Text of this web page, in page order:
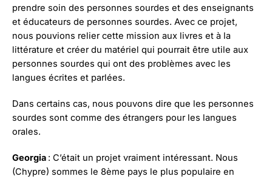
prendre soin des personnes sourdes et des enseignants
et éducateurs de personnes sourdes. Avec ce projet,
nous pouvions relier cette mission aux livres et à la
littérature et créer du matériel qui pourrait être utile aux
personnes sourdes qui ont des problèmes avec les
langues écrites et parlées.
Dans certains cas, nous pouvons dire que les personnes
sourdes sont comme des étrangers pour les langues
orales.
Georgia : C’était un projet vraiment intéressant. Nous
(Chypre) sommes le 8ème pays le plus populaire en